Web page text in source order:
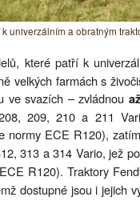
univerzálním a obratným
které patří k
velkých farmách s
ve svazích – zvládnou
209, 210 a 211
normy ECE R120),
313 a 314 Vario, jež
R120). Traktory
dostupné jsou i jejich